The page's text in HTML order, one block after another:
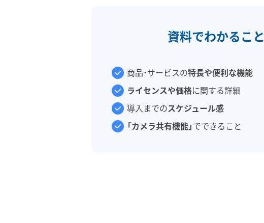
資料でわかること
商品・サービスの特長や便利な機能
ライセンスや価格に関する詳細
導入までのスケジュール感
「カメラ共有機能」でできること